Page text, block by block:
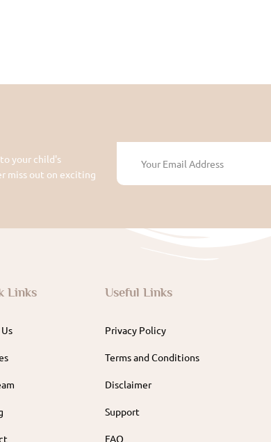
your child's
miss out on exciting
Links Useful Links
Privacy Policy
Terms and Conditions
Disclaimer
Support
FAQ